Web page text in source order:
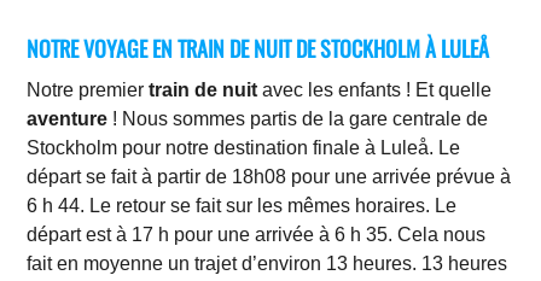
NOTRE VOYAGE EN TRAIN DE NUIT DE STOCKHOLM À LULEÅ
Notre premiertrain de nuit avec les enfants ! Et quelle
aventure ! Nous sommes partis de la gare centrale de
Stockholm pour notre destination finale à Luleå. Le
départ se fait à partir de 18h08 pour une arrivée prévue à
6 h 44. Le retour se fait sur les mêmes horaires. Le
départ est à 17 h pour une arrivée à 6 h 35. Cela nous
fait en moyenne un trajet d’environ 13 heures. 13 heures